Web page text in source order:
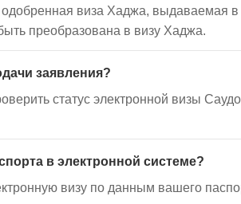
виза Хаджа, выдаваемая
преобразована в визу Хаджа.
заявления?
статус электронной визы
в электронной системе?
визу по данным вашего